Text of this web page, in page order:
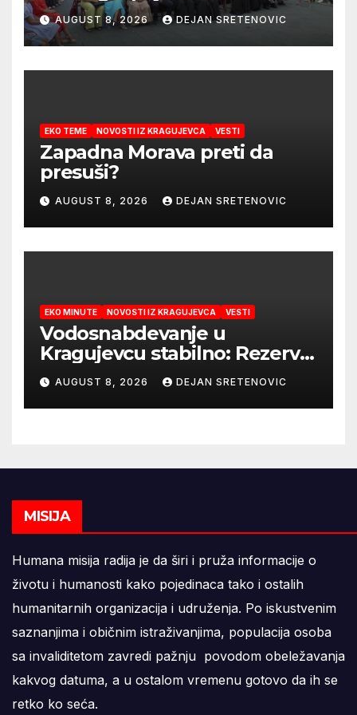
koje počinju 27. avgusta!
AUGUST 8, 2026 DEJAN SRETENOVIC
EKO TEME NOVOSTI IZ KRAGUJEVCA VESTI
Zapadna Morava preti da
presuši?
AUGUST 8, 2026 DEJAN SRETENOVIC
EKO MINUTE NOVOSTI IZ KRAGUJEVCA VESTI
Vodosnabdevanje u
Kragujevcu stabilno: Rezerve
vode za godinu dana
AUGUST 8, 2026 DEJAN SRETENOVIC
MISIJA
Humana misija radija je da širi i pruža informacije o
životu i humanosti kako pojedinaca tako i ostalih
humanitarnih organizacija i udruženja. Po iskustvenim
saznanjima i običnim istraživanjima, populacija osoba
sa invaliditetom zavredi pažnju povodom obeležavanja
kakvog datuma, a u ostalom vremenu gotovo da ih se
retko ko seća.